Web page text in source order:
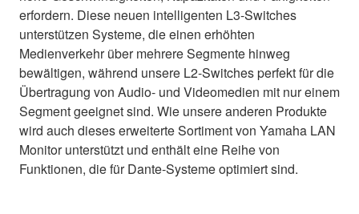
erfordern. Diese neuen intelligenten L3-Switches
unterstützen Systeme, die einen erhöhten
Medienverkehr über mehrere Segmente hinweg
bewältigen, während unsere L2-Switches perfekt für die
Übertragung von Audio- und Videomedien mit nur einem
Segment geeignet sind. Wie unsere anderen Produkte
wird auch dieses erweiterte Sortiment von Yamaha LAN
Monitor unterstützt und enthält eine Reihe von
Funktionen, die für Dante-Systeme optimiert sind.